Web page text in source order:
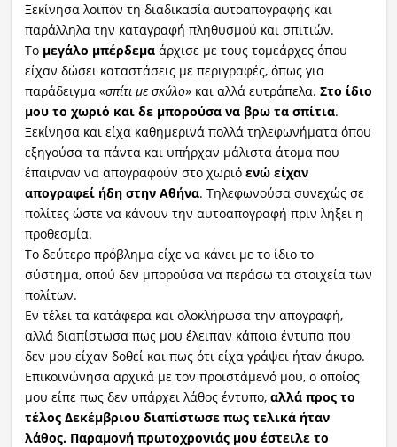
Ξεκίνησα λοιπόν τη διαδικασία αυτοαπογραφής και
παράλληλα την καταγραφή πληθυσμού και σπιτιών.
Το μεγάλο μπέρδεμαάρχισε με τους τομεάρχες όπου
είχαν δώσει καταστάσεις με περιγραφές, όπως για
παράδειγμα «σπίτι με σκύλο» και αλλά ευτράπελα. Στο ίδιο
μου το χωριό και δε μπορούσα να βρω τα σπίτια.
Ξεκίνησα και είχα καθημερινά πολλά τηλεφωνήματα όπου
εξηγούσα τα πάντα και υπήρχαν μάλιστα άτομα που
έπαιρναν να απογραφούν στο χωριό ενώ είχαν
απογραφεί ήδη στην Αθήνα. Τηλεφωνούσα συνεχώς σε
πολίτες ώστε να κάνουν την αυτοαπογραφή πριν λήξει η
προθεσμία.
Το δεύτερο πρόβλημα είχε να κάνει με το ίδιο το
σύστημα, οπού δεν μπορούσα να περάσω τα στοιχεία των
πολίτων.
Εν τέλει τα κατάφερα και ολοκλήρωσα την απογραφή,
αλλά διαπίστωσα πως μου έλειπαν κάποια έντυπα που
δεν μου είχαν δοθεί και πως ότι είχα γράψει ήταν άκυρο.
Επικοινώνησα αρχικά με τον προϊστάμενό μου, ο οποίος
μου είπε πως δεν υπάρχει λάθος έντυπο, αλλά προς το
τέλος Δεκέμβριου διαπίστωσε πως τελικά ήταν
λάθος. Παραμονή πρωτοχρονιάς μου έστειλε το